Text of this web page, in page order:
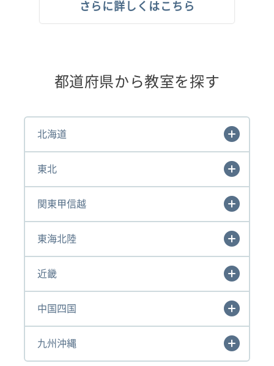
さらに詳しくはこちら
都道府県から教室を探す
北海道
東北
関東甲信越
東海北陸
近畿
中国四国
九州沖縄